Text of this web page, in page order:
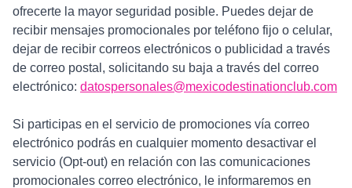
ofrecerte la mayor seguridad posible. Puedes dejar de
recibir mensajes promocionales por teléfono fijo o celular,
dejar de recibir correos electrónicos o publicidad a través
de correo postal, solicitando su baja a través del correo
electrónico: datospersonales@mexicodestinationclub.com
Si participas en el servicio de promociones vía correo
electrónico podrás en cualquier momento desactivar el
servicio (Opt-out) en relación con las comunicaciones
promocionales correo electrónico, le informaremos en